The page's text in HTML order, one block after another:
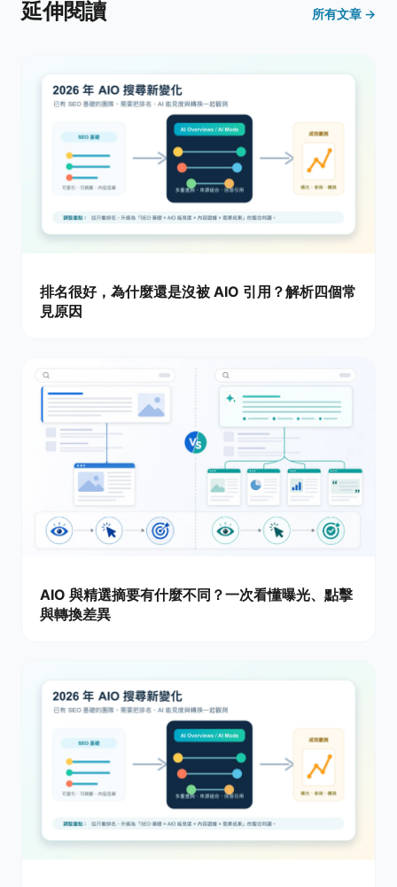
延伸閱讀 所有文章 →
排名很好，為什麼還是沒被 AIO 引用？解析四個常
見原因
AIO 與精選摘要有什麼不同？一次看懂曝光、點擊
與轉換差異